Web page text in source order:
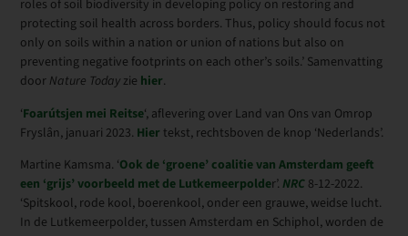
roles of soil biodiversity in developing policy on restoring and
protecting soil health across borders. Thus, policy should focus not
only on soils within a nation or union of nations but also on
preventing negative footprints on each other’s soils.’ Samenvatting
door Nature Today zie hier.
‘Foarútsjen mei Reitse‘, aflevering over Land van Ons van Omrop
Fryslân, januari 2023. Hier tekst, rechtsboven de knop ‘Nederlands’.
Martine Kamsma. ‘Ook de ‘groene’ coalitie van Amsterdam geeft
een ‘grijs’ voorbeeld met de Lutkemeerpolder’.NRC 8-12-2022.
‘Spitskool, rode kool, boerenkool, onder een grauwe, weidse lucht.
In de Lutkemeerpolder, tussen Amsterdam en Schiphol, worden de